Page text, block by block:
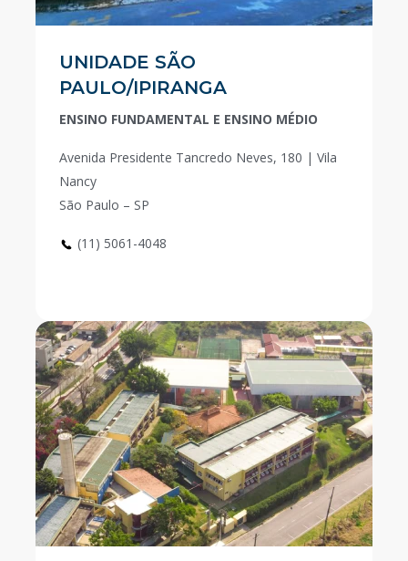
UNIDADE SÃO
PAULO/IPIRANGA
ENSINO FUNDAMENTAL E ENSINO MÉDIO
Avenida Presidente Tancredo Neves, 180 | Vila
Nancy
São Paulo – SP
(11) 5061-4048